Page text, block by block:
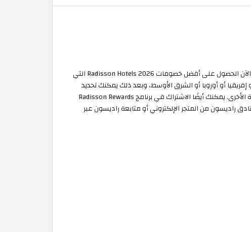
استمتع الآن بإقامتك في أفضل فنادق راديسون عمان العالمية بخصم يصل إلى 25٪ في حالة الدفع المُسبق أثناء الحجز. يمكنك الآن الحصول على أفضل خصومات Radisson Hotels 2026 التي
أو أوروبا أو الشرق الأوسط، وبعد ذلك يمكنك تحديد
الفندق الذي تنوي الإقامة فيه، مثل: فندق راديسون بلو وفندق بارك ان وبارك بلازا وغيرها من فنادق بارك إن باي راديسون الفاخرة الأخرى. يمكنك أيضًا الاشتراك في برنامج Radisson Rewards
تطبيق فنادق راديسون من المتجر الإلكتروني أو متابعة راديسون عبر